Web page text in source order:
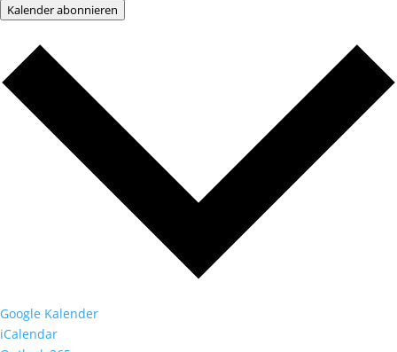
Kalender abonnieren
Google Kalender
iCalendar